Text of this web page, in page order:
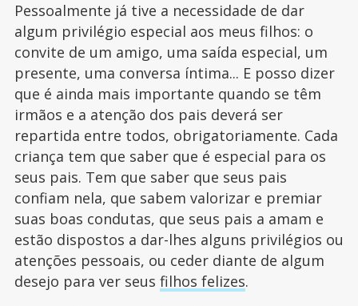
Pessoalmente já tive a necessidade de dar
algum privilégio especial aos meus filhos: o
convite de um amigo, uma saída especial, um
presente, uma conversa íntima... E posso dizer
que é ainda mais importante quando se têm
irmãos e a atenção dos pais deverá ser
repartida entre todos, obrigatoriamente. Cada
criança tem que saber que é especial para os
seus pais. Tem que saber que seus pais
confiam nela, que sabem valorizar e premiar
suas boas condutas, que seus pais a amam e
estão dispostos a dar-lhes alguns privilégios ou
atenções pessoais, ou ceder diante de algum
desejo para ver seus filhos felizes.